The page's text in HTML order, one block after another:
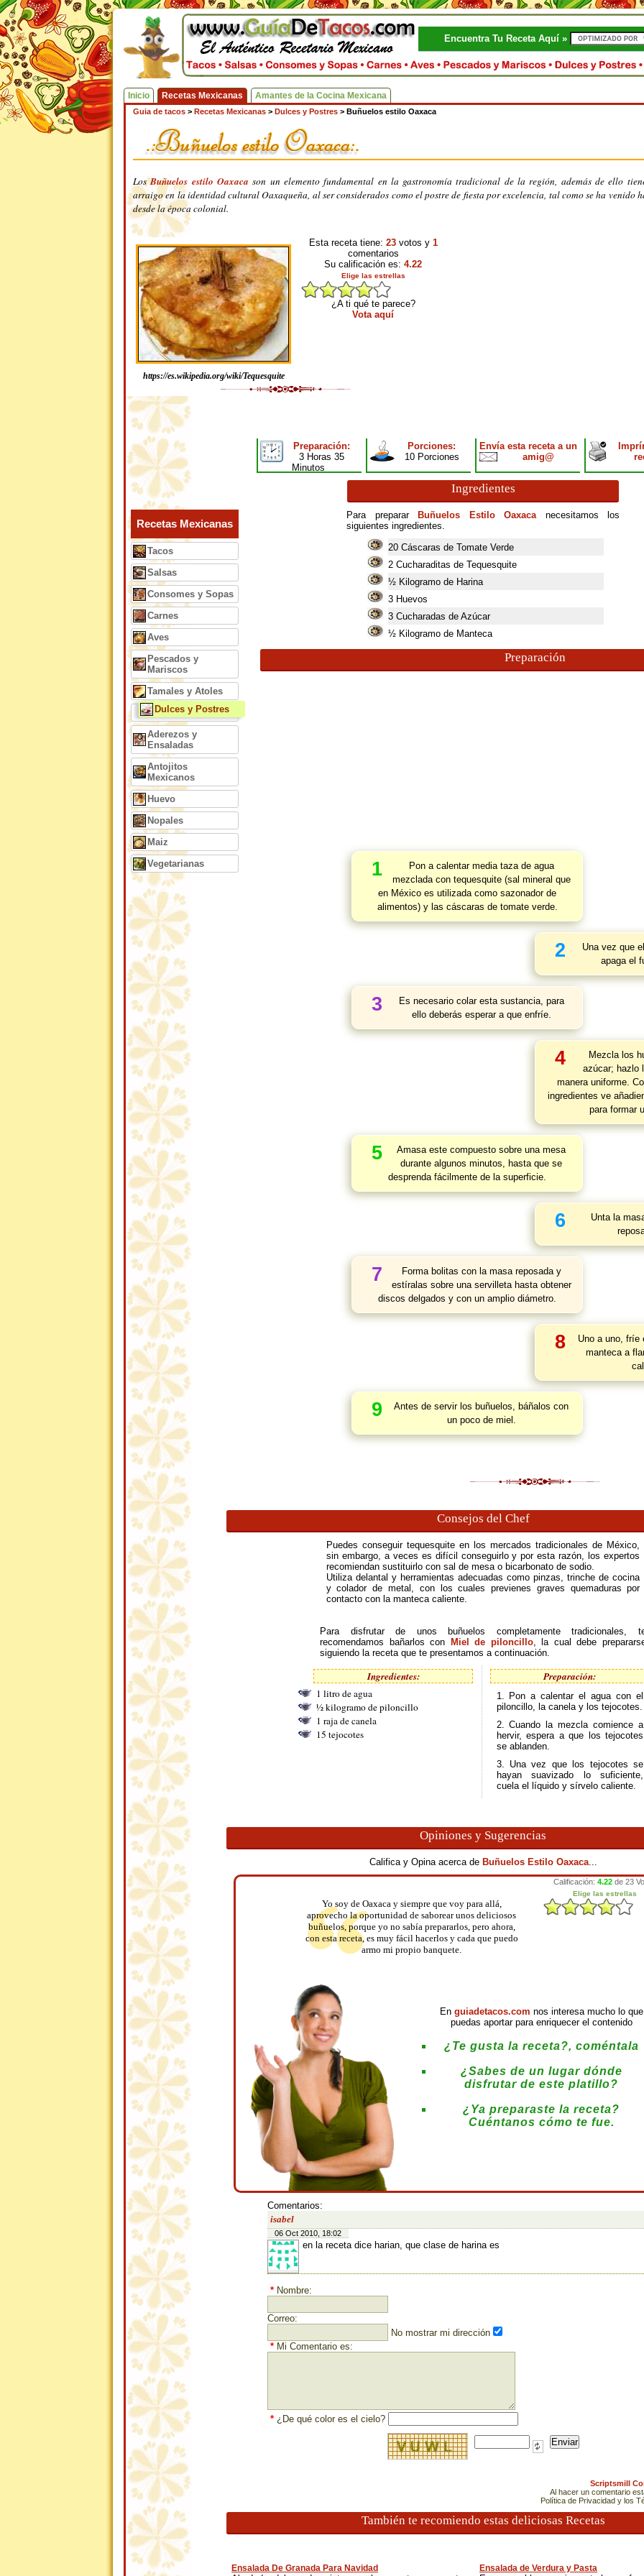
Encuentra Tu Receta Aquí »
Inicio Recetas Mexicanas Amantes de la Cocina Mexicana
Guia de tacos > Recetas Mexicanas > Dulces y Postres > Buñuelos estilo Oaxaca
LosBuñuelos estilo Oaxaca son un elemento fundamental en la gastronomía tradicional de la región, además de ello
arraigo en la identidad cultural Oaxaqueña, al ser considerados como el postre de fiesta por excelencia, tal como se ha venido
desde la época colonial.
https://es.wikipedia.org/wiki/Tequesquite
Esta receta tiene: 23votos y 1
comentarios
Su calificación es: 4.22
Elige las estrellas
¿A ti qué te parece?
Vota aquí
Preparación:
3 Horas 35
Minutos
Porciones:
10 Porciones
Envía esta receta a un
amig@
Ingredientes
Para preparar Buñuelos Estilo Oaxacanecesitamos los
siguientes ingredientes.
20 Cáscaras de Tomate Verde
2 Cucharaditas de Tequesquite
½ Kilogramo de Harina
3 Huevos
3 Cucharadas de Azúcar
½ Kilogramo de Manteca
Preparación
1
Pon a calentar media taza de agua
mezclada con tequesquite (sal mineral que
en México es utilizada como sazonador de
alimentos) y las cáscaras de tomate verde.
2
Una vez que
apaga el
3
Es necesario colar esta sustancia, para
ello deberás esperar a que enfríe.
4
Mezcla los
azúcar; hazlo
manera uniforme.
ingredientes ve
para formar
5
Amasa este compuesto sobre una mesa
durante algunos minutos, hasta que se
desprenda fácilmente de la superficie.
6
Unta la
7
Forma bolitas con la masa reposada y
estíralas sobre una servilleta hasta obtener
discos delgados y con un amplio diámetro.
8
Uno a uno, fríe
manteca a
9
Antes de servir los buñuelos, báñalos con
un poco de miel.
Recetas Mexicanas
Tacos
Salsas
Consomes y Sopas
Carnes
Aves
Pescados y
Mariscos
Tamales y Atoles
Dulces y Postres
Aderezos y
Ensaladas
Antojitos
Mexicanos
Huevo
Nopales
Maiz
Vegetarianas
Consejos del Chef
Puedes conseguir tequesquite en los mercados tradicionales de México,
sin embargo, a veces es difícil conseguirlo y por esta razón, los expertos
recomiendan sustituirlo con sal de mesa o bicarbonato de sodio.
Utiliza delantal y herramientas adecuadas como pinzas, trinche de cocina
y colador de metal, con los cuales previenes graves quemaduras por
contacto con la manteca caliente.
Para disfrutar de unos buñuelos completamente tradicionales,
recomendamos bañarlos con
Miel de piloncillo, la cual debe
siguiendo la receta que te presentamos a continuación.
Ingredientes:
1 litro de agua
½ kilogramo de piloncillo
1 raja de canela
15 tejocotes
Preparación:
1. Pon a calentar el agua con el
piloncillo, la canela y los tejocotes.
2. Cuando la mezcla comience a
hervir, espera a que los tejocotes
se ablanden.
3. Una vez que los tejocotes se
hayan suavizado lo suficiente,
cuela el líquido y sírvelo caliente.
Opiniones y Sugerencias
Califica y Opina acerca de Buñuelos Estilo Oaxaca...
Yo soy de Oaxaca y siempre que voy para allá,
aprovecho la oportunidad de saborear unos deliciosos
buñuelos, porque yo no sabía prepararlos, pero ahora,
con esta receta, es muy fácil hacerlos y cada que puedo
armo mi propio banquete.
En guiadetacos.com nos interesa mucho lo que
puedas aportar para enriquecer el contenido
¿Te gusta la receta?, coméntala
¿Sabes de un lugar dónde
disfrutar de este platillo?
¿Ya preparaste la receta?
Cuéntanos cómo te fue.
Comentarios:
isabel
06 Oct 2010, 18:02
en la receta dice harian, que clase de harina es
* Nombre:
Correo:
No mostrar mi dirección
* Mi Comentario es:
* ¿De qué color es el cielo?
Scriptsmill
Al hacer un comentario
Política de Privacidad y los
También te recomiendo estas deliciosas Recetas
Ensalada De Granada Para Navidad Ensalada de Verdura y Pasta